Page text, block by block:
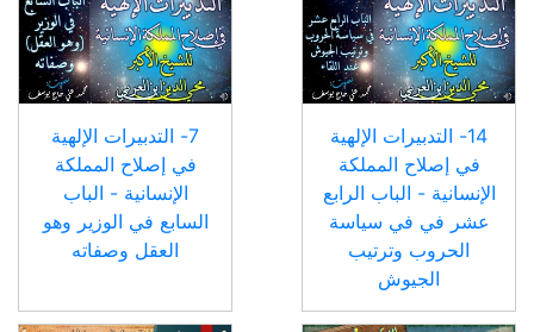
14- التدبيرات الإلهية
في إصلاح المملكة
الإنسانية - الباب الرابع
عشر في في سياسة
الحروب وترتيب
الجيوش
7- التدبيرات الإلهية
في إصلاح المملكة
الإنسانية - الباب
السابع في الوزير وهو
العقل وصفاته